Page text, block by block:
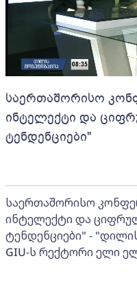
საერთაშორისო
ინტელექტი და
ტენდენციები"
საერთაშორისო
ინტელექტი და
ტენდენციები" -
GIU-ს რექტორი ელი